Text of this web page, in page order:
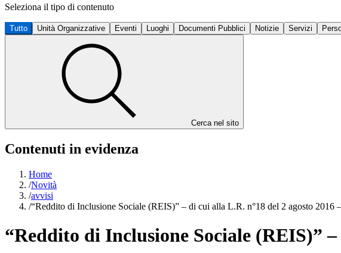
Seleziona il tipo di contenuto
Tutto Unità Organizzative Eventi Luoghi Documenti Pubblici Notizie Servizi
Cerca nel sito
Contenuti in evidenza
Home
/Novità
/avvisi
/“Reddito di Inclusione Sociale (REIS)” – di cui alla L.R. n°18 del 2 agosto 2016
“Reddito di Inclusione Sociale (REIS)”